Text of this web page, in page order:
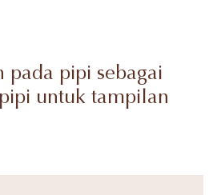
pada pipi sebagai
untuk tampilan